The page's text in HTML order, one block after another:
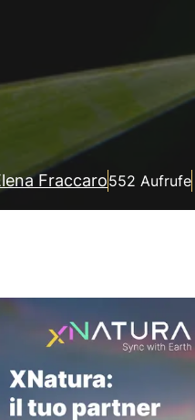
Fraccaro552 Aufrufe